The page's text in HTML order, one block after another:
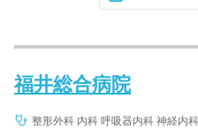
福井総合病院
整形外科 内科 呼吸器内科 神経内